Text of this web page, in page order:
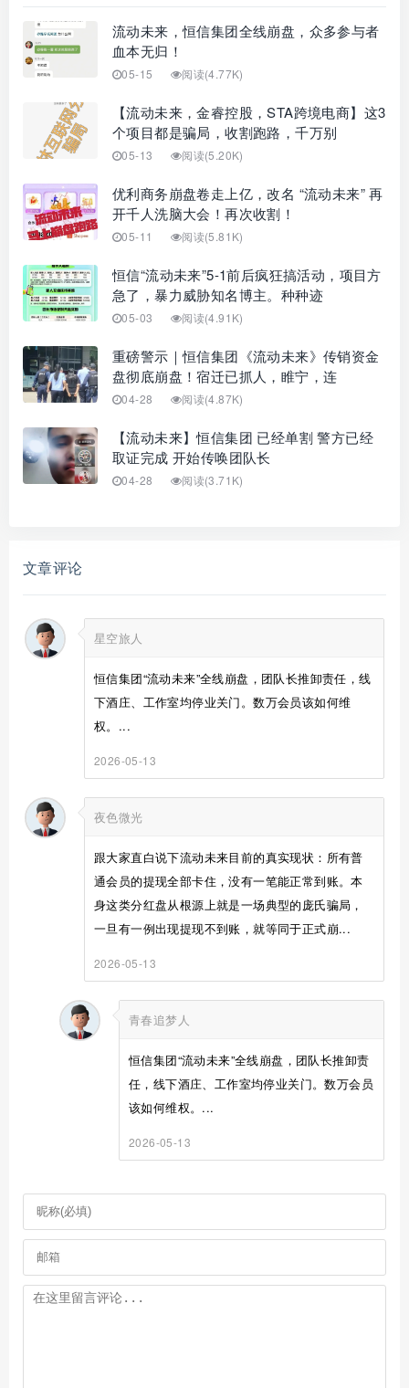
流动未来，恒信集团全线崩盘，众多参与者
血本无归！
05-15 阅读(4.77K)
【流动未来，金睿控股，STA跨境电商】这3
个项目都是骗局，收割跑路，千万别
05-13 阅读(5.20K)
优利商务崩盘卷走上亿，改名 “流动未来” 再
开千人洗脑大会！再次收割！
05-11 阅读(5.81K)
恒信“流动未来”5-1前后疯狂搞活动，项目方
急了，暴力威胁知名博主。种种迹
05-03 阅读(4.91K)
重磅警示｜恒信集团《流动未来》传销资金
盘彻底崩盘！宿迁已抓人，睢宁，连
04-28 阅读(4.87K)
【流动未来】恒信集团 已经单割 警方已经
取证完成 开始传唤团队长
04-28 阅读(3.71K)
文章评论
星空旅人
恒信集团“流动未来”全线崩盘，团队长推卸责任，线
下酒庄、工作室均停业关门。数万会员该如何维
权。...
2026-05-13
夜色微光
跟大家直白说下流动未来目前的真实现状：所有普
通会员的提现全部卡住，没有一笔能正常到账。本
身这类分红盘从根源上就是一场典型的庞氏骗局，
一旦有一例出现提现不到账，就等同于正式崩...
2026-05-13
青春追梦人
恒信集团“流动未来”全线崩盘，团队长推卸责
任，线下酒庄、工作室均停业关门。数万会员
该如何维权。...
2026-05-13